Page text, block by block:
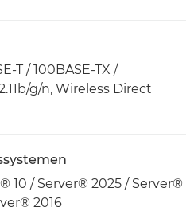
T / 100BASE-TX /
g/n, Wireless Direct
10 / Server® 2025 / Server®
2016